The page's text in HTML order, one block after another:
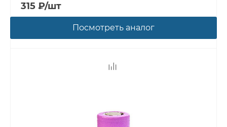
315 ₽/шт
Посмотреть аналог